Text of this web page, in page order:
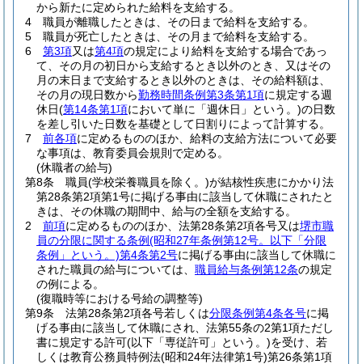
から新たに定められた給料を支給する。
4
職員が離職したときは、その日まで給料を支給する。
5
職員が死亡したときは、その月まで給料を支給する。
6
第3項又は第4項の規定により給料を支給する場合であっ
て、その月の初日から支給するとき以外のとき、又はその
月の末日まで支給するとき以外のときは、その給料額は、
その月の現日数から勤務時間条例第3条第1項に規定する週
休日(第14条第1項において単に「週休日」という。)の日数
を差し引いた日数を基礎として日割りによって計算する。
7
前各項に定めるもののほか、給料の支給方法について必要
な事項は、教育委員会規則で定める。
(休職者の給与)
第8条
職員(学校栄養職員を除く。)が結核性疾患にかかり法
第28条第2項第1号に掲げる事由に該当して休職にされたと
きは、その休職の期間中、給与の全額を支給する。
2
前項に定めるもののほか、法第28条第2項各号又は堺市職
員の分限に関する条例(昭和27年条例第12号。以下「分限
条例」という。)第4条第2号に掲げる事由に該当して休職に
された職員の給与については、 職員給与条例第12条の規定
の例による。
(復職時等における号給の調整等)
第9条
法第28条第2項各号若しくは分限条例第4条各号に掲
げる事由に該当して休職にされ、法第55条の2第1項ただし
書に規定する許可(以下「専従許可」という。)を受け、若
しくは教育公務員特例法(昭和24年法律第1号)第26条第1項